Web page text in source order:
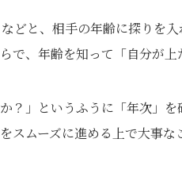
と、相手の年齢に探りを入
で、年齢を知って「自分が上
？」というふうに「年次」
スムーズに進める上で大事な